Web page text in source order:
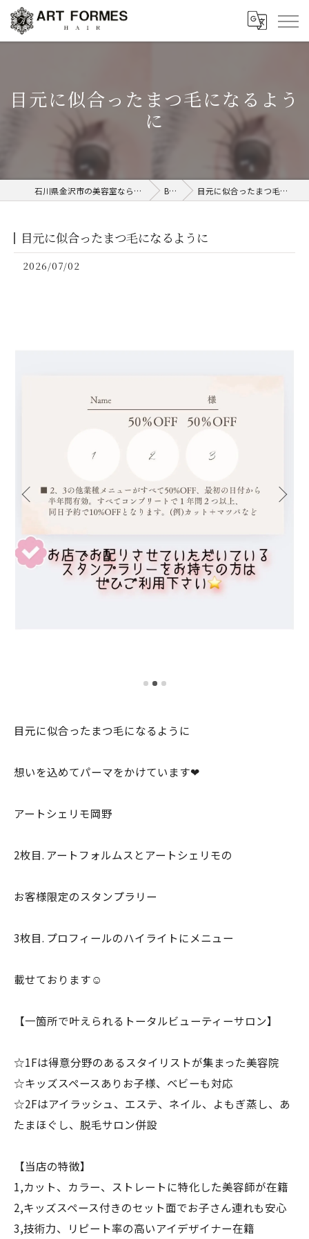
目元に似合ったまつ毛になるよう
に
石川県金沢市の美容室ならART FORMES Blog 目元に似合ったまつ毛になるように
目元に似合ったまつ毛になるように
2026/07/02
目元に似合ったまつ毛になるように
想いを込めてパーマをかけています❤︎
アートシェリモ岡野
2枚目. アートフォルムスとアートシェリモの
お客様限定のスタンプラリー
3枚目. プロフィールのハイライトにメニュー
載せております☺︎
【一箇所で叶えられるトータルビューティーサロン】
☆1Fは得意分野のあるスタイリストが集まった美容院
☆キッズスペースありお子様、ベビーも対応
☆2Fはアイラッシュ、エステ、ネイル、よもぎ蒸し、あ
たまほぐし、脱毛サロン併設
【当店の特徴】
1,カット、カラー、ストレートに特化した美容師が在籍
2,キッズスペース付きのセット面でお子さん連れも安心
3,技術力、リピート率の高いアイデザイナー在籍